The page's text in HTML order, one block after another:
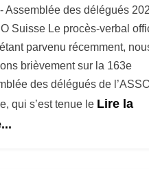
-Assemblée des délégués
Suisse Le procès-verbal
parvenu récemment,
brièvement sur la 163e
des délégués de
qui s’est tenue le Lire la